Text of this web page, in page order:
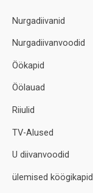
Nurgadiivanid
Nurgadiivanvoodid
Öökapid
Öölauad
Riiulid
TV-Alused
U diivanvoodid
ülemised köögikapid